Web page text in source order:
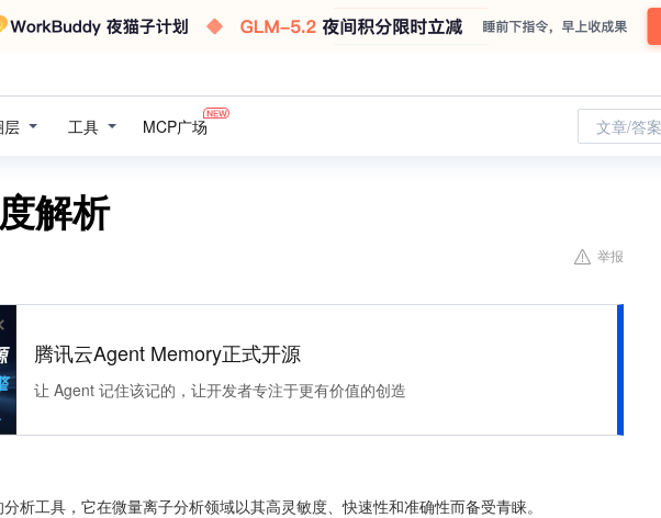
层 工具 MCP广场 文章/答
解析
举报
腾讯云Agent Memory正式开源
让 Agent 记住该记的，让开发者专注于更有价值的创造
析工具，它在微量离子分析领域以其高灵敏度、快速性和准确性而备受青睐。